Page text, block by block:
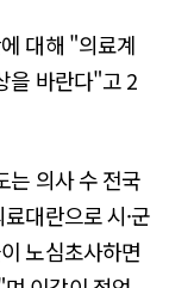
대해 "의료계
을 바란다"고 2
는 의사 수 전국
대란으로 시·군
노심초사하면